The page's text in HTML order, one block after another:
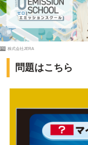
PR 株式会社JERA
問題はこちら